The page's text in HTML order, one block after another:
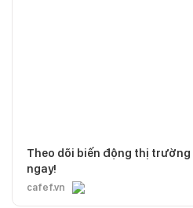
Theo dõi biến động thị trường
ngay!
cafef.vn